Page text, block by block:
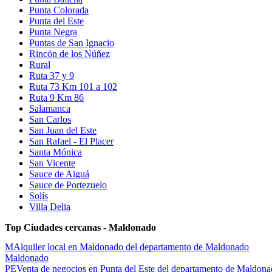
Punta Colorada
Punta del Este
Punta Negra
Puntas de San Ignacio
Rincón de los Núñez
Rural
Ruta 37 y 9
Ruta 73 Km 101 a 102
Ruta 9 Km 86
Salamanca
San Carlos
San Juan del Este
San Rafael - El Placer
Santa Mónica
San Vicente
Sauce de Aiguá
Sauce de Portezuelo
Solís
Villa Delia
Top Ciudades cercanas - Maldonado
MAlquiler local en Maldonado del departamento de Maldonado
Maldonado
PEVenta de negocios en Punta del Este del departamento de